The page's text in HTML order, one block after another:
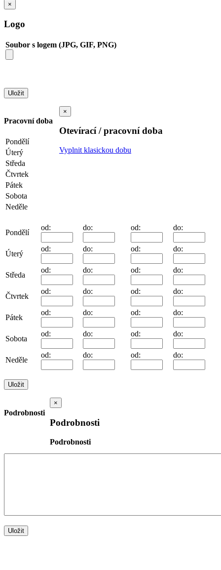
×
Logo
Soubor s logem (JPG, GIF, PNG)
Pracovní doba
Pondělí
Úterý
Středa
Čtvrtek
Pátek
Sobota
Neděle
×
Otevírací / pracovní doba
Vyplnit klasickou dobu
Pondělí
od: do: od: do:
Úterý
od: do: od: do:
Středa
od: do: od: do:
Čtvrtek
od: do: od: do:
Pátek
od: do: od: do:
Sobota
od: do: od: do:
Neděle
od: do: od: do:
Podrobnosti
×
Podrobnosti
Podrobnosti